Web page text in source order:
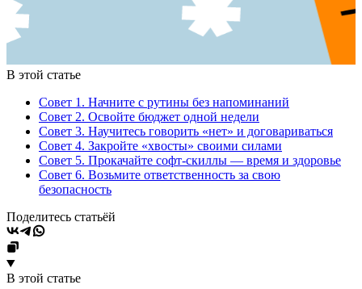
В этой статье
Совет 1. Начните с рутины без напоминаний
Совет 2. Освойте бюджет одной недели
Совет 3. Научитесь говорить «нет» и договариваться
Совет 4. Закройте «хвосты» своими силами
Совет 5. Прокачайте софт-скиллы — время и здоровье
Совет 6. Возьмите ответственность за свою
безопасность
Поделитесь статьёй
В этой статье